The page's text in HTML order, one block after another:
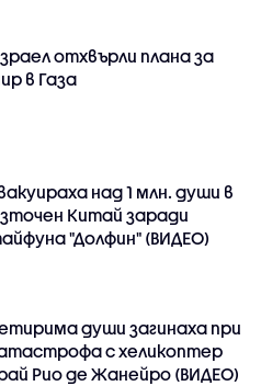
отхвърли плана за
в Газа
над 1 млн. души в
Китай заради
"Долфин" (ВИДЕО)
души загинаха при
с хеликоптер
Рио де Жанейро (ВИДЕО)